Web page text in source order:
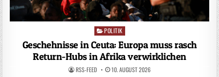
Posted
in
POLITIK
Geschehnisse in Ceuta: Europa muss rasch
Return-Hubs in Afrika verwirklichen
RSS-FEED 10. AUGUST 2026